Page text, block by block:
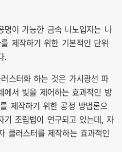
명이 가능한 금속 나노입자는 나
제작하기 위한 기본적인 단위
.
스터화 하는 것은 가시광선 파
에서 빛을 제어하는 효과적인 방
제작하기 위한 공정 방법론으
조립법이 연구되고 있는데, 자
클러스터를 제작하는 효과적인